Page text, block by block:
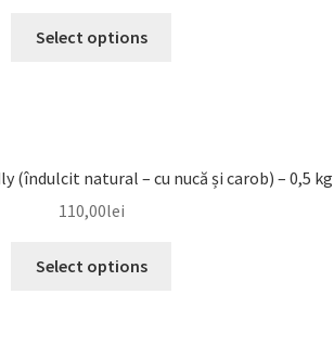
Select options
(îndulcit natural – cu nucă și carob) – 0,5 kg
110,00lei
Select options